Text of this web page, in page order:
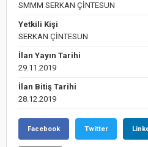
SMMM SERKAN ÇİNTESUN
Yetkili Kişi
SERKAN ÇİNTESUN
İlan Yayın Tarihi
29.11.2019
İlan Bitiş Tarihi
28.12.2019
Facebook Twitter